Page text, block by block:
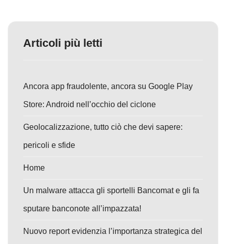
Articoli più letti
Ancora app fraudolente, ancora su Google Play
Store: Android nell’occhio del ciclone
Geolocalizzazione, tutto ciò che devi sapere:
pericoli e sfide
Home
Un malware attacca gli sportelli Bancomat e gli fa
sputare banconote all’impazzata!
Nuovo report evidenzia l’importanza strategica del